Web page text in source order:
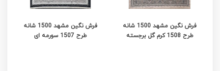
فرش نگین مشهد 1500 شانه
طرح 1508 کرم گل برجسته
فرش نگین مشهد 1500 شانه
طرح 1507 سورمه ای